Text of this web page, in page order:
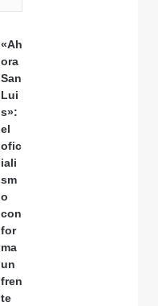
«Ah
ora
San
Lui
s»:
el
ofic
iali
sm
o
con
for
ma
un
fren
te